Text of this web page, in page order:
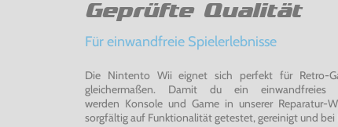
Geprüfte Qualität
Für einwandfreie Spielerlebnisse
Die Nintento Wii eignet sich perfekt für Retro-
gleichermaßen. Damit du ein einwandfreies
werden Konsole und Game in unserer Reparatur-
sorgfältig auf Funktionalität getestet, gereinigt und bei